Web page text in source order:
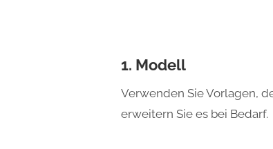
1. Modell
Verwenden Sie Vorlagen,
erweitern Sie es bei Bedarf.